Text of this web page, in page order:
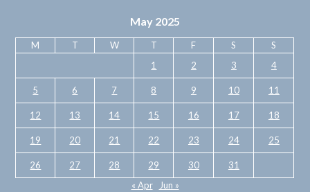
May 2025
M T W T F S
S
1
2 3 4
5 6 7 8 9 10 11
12 13 14 15 16 17 18
19 20 21 22 23 24 25
26 27 28 29 30
31
« Apr
Jun »